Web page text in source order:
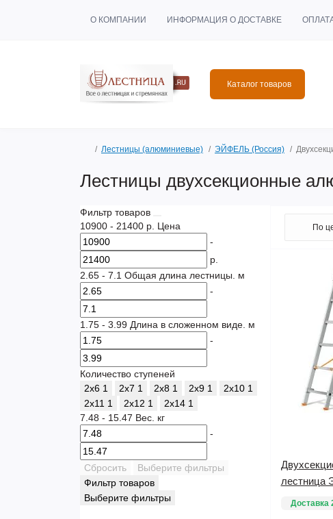
О КОМПАНИИ ИНФОРМАЦИЯ О ДОСТАВКЕ
Каталог товаров
Лестницы (алюминиевые) ЭЙФЕЛЬ (Россия)
Лестницы двухсекционные
Фильтр товаров
10900 - 21400 р. Цена
-
р.
2.65 - 7.1 Общая длина лестницы. м
-
1.75 - 3.99 Длина в сложенном виде. м
-
Количество ступеней
2х6 1 2х7 1 2х8 1 2х9 1 2х10 1
2х11 1 2х12 1 2х14 1
7.48 - 15.47 Вес. кг
-
Сбросить
Выберите фильтры
Фильтр товаров
Выберите фильтры
лестница
Доставка